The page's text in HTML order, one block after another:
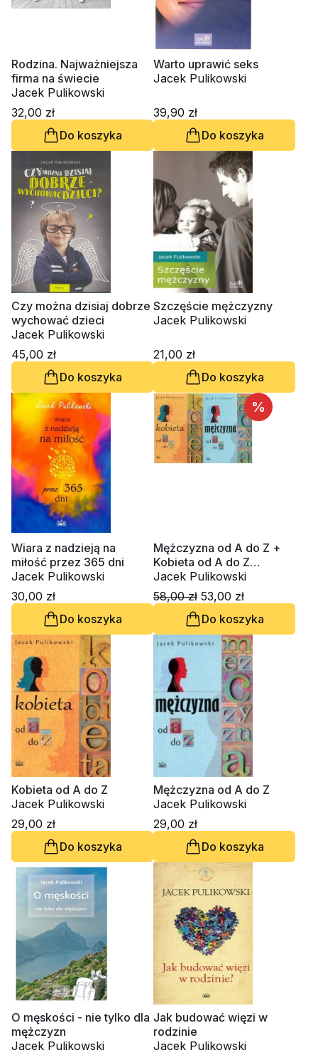
Rodzina. Najważniejsza
firma na świecie
Jacek Pulikowski
32,00 zł
Do koszyka
Warto uprawić seks
Jacek Pulikowski
39,90 zł
Do koszyka
Czy można dzisiaj dobrze
wychować dzieci
Jacek Pulikowski
45,00 zł
Do koszyka
Szczęście mężczyzny
Jacek Pulikowski
21,00 zł
Do koszyka
Wiara z nadzieją na
miłość przez 365 dni
Jacek Pulikowski
30,00 zł
Do koszyka
%
Mężczyzna od A do Z +
Kobieta od A do Z
(Komplet 2 książek)
Jacek Pulikowski
58,00 zł 53,00 zł
Do koszyka
Kobieta od A do Z
Jacek Pulikowski
29,00 zł
Do koszyka
Mężczyzna od A do Z
Jacek Pulikowski
29,00 zł
Do koszyka
O męskości - nie tylko dla
mężczyzn
Jacek Pulikowski
Jak budować więzi w
rodzinie
Jacek Pulikowski